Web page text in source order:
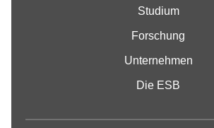
Studium
Forschung
Unternehmen
Die ESB